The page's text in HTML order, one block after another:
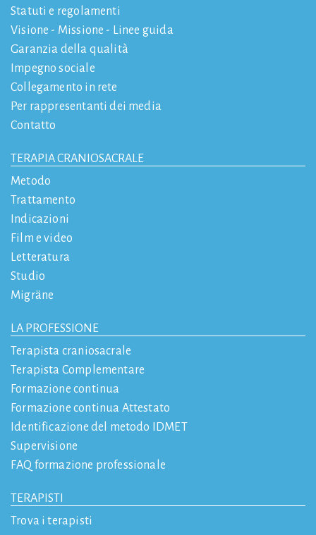
Statuti e regolamenti
Visione - Missione - Linee guida
Garanzia della qualità
Impegno sociale
Collegamento in rete
Per rappresentanti dei media
Contatto
TERAPIA CRANIOSACRALE
Metodo
Trattamento
Indicazioni
Film e video
Letteratura
Studio
Migräne
LA PROFESSIONE
Terapista craniosacrale
Terapista Complementare
Formazione continua
Formazione continua Attestato
Identificazione del metodo IDMET
Supervisione
FAQ formazione professionale
TERAPISTI
Trova i terapisti